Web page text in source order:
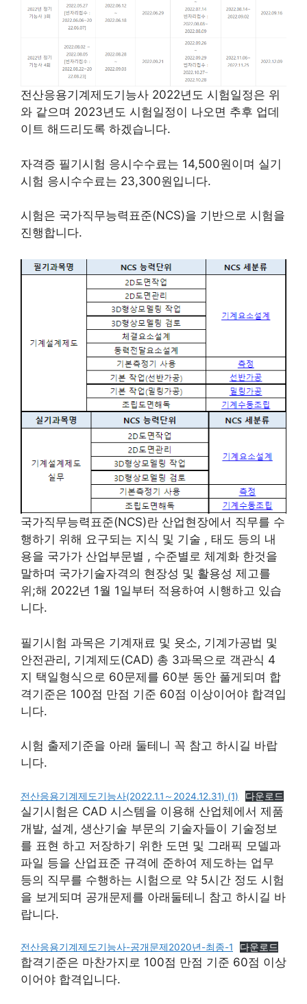
전산응용기계제도기능사 2022년도 시험일정은 위
와 같으며 2023년도 시험일정이 나오면 추후 업데
이트 해드리도록 하겠습니다.
자격증 필기시험 응시수수료는 14,500원이며 실기
시험 응시수수료는 23,300원입니다.
시험은 국가직무능력표준(NCS)을 기반으로 시험을
진행합니다.
국가직무능력표준(NCS)란 산업현장에서 직무를 수
행하기 위해 요구되는 지식 및 기술 , 태도 등의 내
용을 국가가 산업부문별 , 수준별로 체계화 한것을
말하며 국가기술자격의 현장성 및 활용성 제고를
위;해 2022년 1월 1일부터 적용하여 시행하고 있습
니다.
필기시험 과목은 기계재료 및 욧소, 기계가공법 및
안전관리, 기계제도(CAD) 총 3과목으로 객관식 4
지 택일형식으로 60문제를 60분 동안 풀게되며 합
격기준은 100점 만점 기준 60점 이상이어야 합격입
니다.
시험 출제기준을 아래 둘테니 꼭 참고 하시길 바랍
니다.
전산응용기계제도기능사(2022.1.1～2024.12.31) (1) 다운로드
실기시험은 CAD 시스템을 이용해 산업체에서 제품
개발, 설계, 생산기술 부문의 기술자들이 기술정보
를 표현 하고 저장하기 위한 도면 및 그래픽 모델과
파일 등을 산업표준 규격에 준하여 제도하는 업무
등의 직무를 수행하는 시험으로 약 5시간 정도 시험
을 보게되며 공개문제를 아래둘테니 참고 하시길 바
랍니다.
전산응용기계제도기능사-공개문제2020년-최종-1 다운로드
합격기준은 마찬가지로 100점 만점 기준 60점 이상
이어야 합격입니다.